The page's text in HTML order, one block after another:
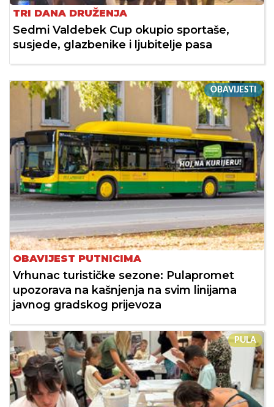
TRI DANA DRUŽENJA
Sedmi Valdebek Cup okupio sportaše,
susjede, glazbenike i ljubitelje pasa
OBAVIJESTI
OBAVIJEST PUTNICIMA
Vrhunac turističke sezone: Pulapromet
upozorava na kašnjenja na svim linijama
javnog gradskog prijevoza
PULA